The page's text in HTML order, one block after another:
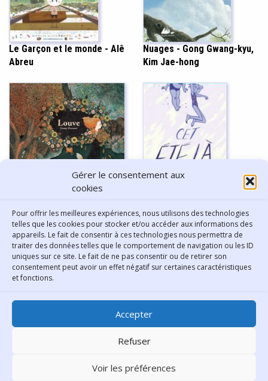
Gérer le consentement aux
cookies
Pour offrir les meilleures expériences, nous utilisons des technologies
telles que les cookies pour stocker et/ou accéder aux informations des
appareils. Le fait de consentir à ces technologies nous permettra de
traiter des données telles que le comportement de navigation ou les ID
uniques sur ce site. Le fait de ne pas consentir ou de retirer son
consentement peut avoir un effet négatif sur certaines caractéristiques
et fonctions.
Accepter
Refuser
Voir les préférences
Le Garçon et le monde - Alê
Abreu
Nuages - Gong Gwang-kyu,
Kim Jae-hong
Cet été-là - Jillian, Mariko
Tamaki
Bibliothèque municipale de
Lyon
30 Boulevard Vivier-Merle